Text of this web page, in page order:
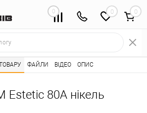
0 0
• Каталог товарів ⭐ • Дверні петлі 🌟
Estetic 80A нікель
ФАЙЛИ ВІДЕО ОПИС